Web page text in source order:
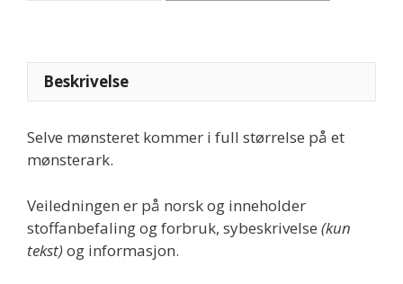
antall
Beskrivelse
Selve mønsteret kommer i full størrelse på et
mønsterark.
Veiledningen er på norsk og inneholder
stoffanbefaling og forbruk, sybeskrivelse (kun
tekst)og informasjon.